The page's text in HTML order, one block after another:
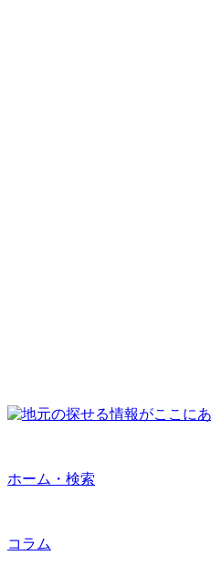
ホーム・検索
コラム